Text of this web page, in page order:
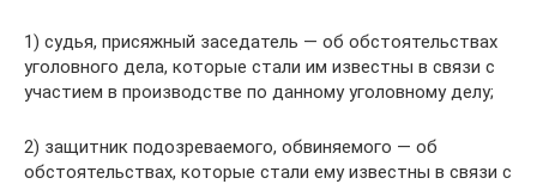
1) судья, присяжный заседатель — об обстоятельствах
уголовного дела, которые стали им известны в связи с
участием в производстве по данному уголовному делу;
2) защитник подозреваемого, обвиняемого — об
обстоятельствах, которые стали ему известны в связи с